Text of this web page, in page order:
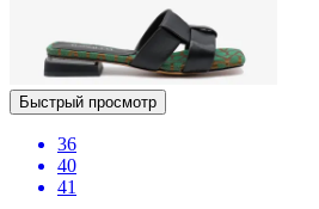
Быстрый просмотр
36
40
41